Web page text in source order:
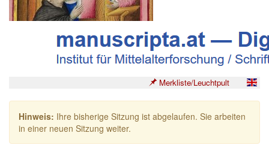
Merkliste/Leuchtpult
Hinweis: Ihre bisherige Sitzung ist abgelaufen. Sie arbeiten
in einer neuen Sitzung weiter.